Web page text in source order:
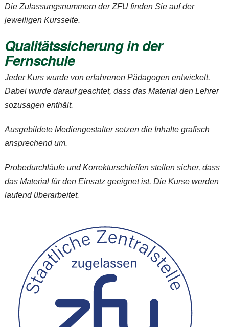
Die Zulassungsnummern der ZFU finden Sie auf der
jeweiligen Kursseite.
Qualitätssicherung in der
Fernschule
Jeder Kurs wurde von erfahrenen Pädagogen entwickelt.
Dabei wurde darauf geachtet, dass das Material den Lehrer
sozusagen enthält.
Ausgebildete Mediengestalter setzen die Inhalte grafisch
ansprechend um.
Probedurchläufe und Korrekturschleifen stellen sicher, dass
das Material für den Einsatz geeignet ist. Die Kurse werden
laufend überarbeitet.